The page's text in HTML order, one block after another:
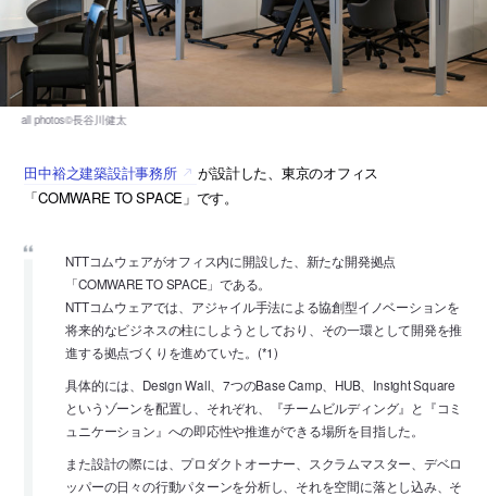
田中裕之建築設計事務所
が設計した、東京のオフィス
「COMWARE TO SPACE」です。
NTTコムウェアがオフィス内に開設した、新たな開発拠点
「COMWARE TO SPACE」である。
NTTコムウェアでは、アジャイル手法による協創型イノベーションを
将来的なビジネスの柱にしようとしており、その一環として開発を推
進する拠点づくりを進めていた。(*1)
具体的には、Design Wall、7つのBase Camp、HUB、Insight Square
というゾーンを配置し、それぞれ、『チームビルディング』と『コミ
ュニケーション』への即応性や推進ができる場所を目指した。
また設計の際には、プロダクトオーナー、スクラムマスター、デベロ
ッパーの日々の行動パターンを分析し、それを空間に落とし込み、そ